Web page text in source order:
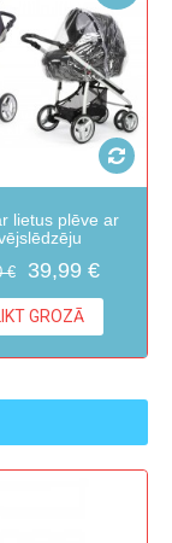
lietus plēve ar
€ 39,99 €
GROZĀ